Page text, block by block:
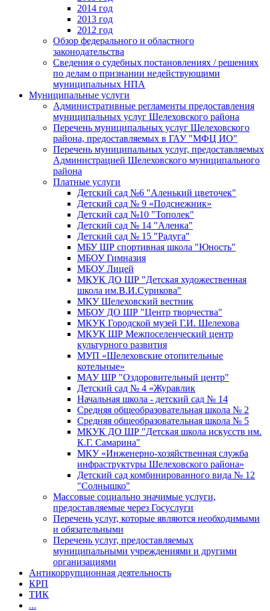
2014 год
2013 год
2012 год
Обзор федерального и областного
законодательства
Сведения о судебных постановлениях / решениях
по делам о признании недействующими
муниципальных НПА
Муниципальные услуги
Административные регламенты предоставления
муниципальных услуг Шелеховского района
Перечень муниципальных услуг Шелеховского
района, предоставляемых в ГАУ "МФЦ ИО"
Перечень муниципальных услуг, предоставляемых
Администрацией Шелеховского муниципального
района
Платные услуги
Детский сад №6 "Аленький цветочек"
Детский сад № 9 «Подснежник»
Детский сад №10 "Тополек"
Детский сад № 14 "Аленка"
Детский сад № 15 "Радуга"
МБУ ШР спортивная школа "Юность"
МБОУ Гимназия
МБОУ Лицей
МКУК ДО ШР "Детская художественная
школа им.В.И.Сурикова"
МКУ Шелеховский вестник
МБОУ ДО ШР "Центр творчества"
МКУК Городской музей Г.И. Шелехова
МКУК ШР Межпоселенческий центр
культурного развития
МУП «Шелеховские отопительные
котельные»
МАУ ШР "Оздоровительный центр"
Детский сад № 4 «Журавлик
Начальная школа - детский сад № 14
Средняя общеобразовательная школа № 2
Средняя общеобразовательная школа № 5
МКУК ДО ШР "Детская школа искусств им.
К.Г. Самарина"
МКУ «Инженерно-хозяйственная служба
инфраструктуры Шелеховского района»
Детский сад комбинированного вида № 12
"Солнышко"
Массовые социально значимые услуги,
предоставляемые через Госуслуги
Перечень услуг, которые являются необходимыми
и обязательными
Перечень услуг, предоставляемых
муниципальными учреждениями и другими
организациями
Антикоррупционная деятельность
КРП
ТИК
...